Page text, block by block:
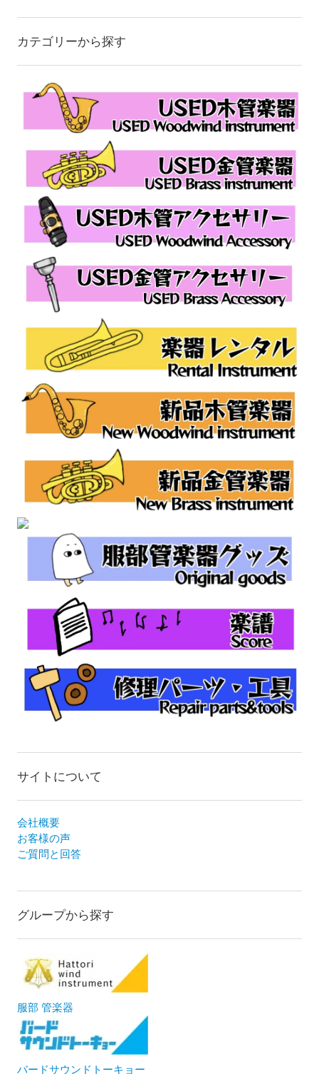
カテゴリーから探す
サイトについて
会社概要
お客様の声
ご質問と回答
グループから探す
服部 管楽器
バードサウンドトーキョー